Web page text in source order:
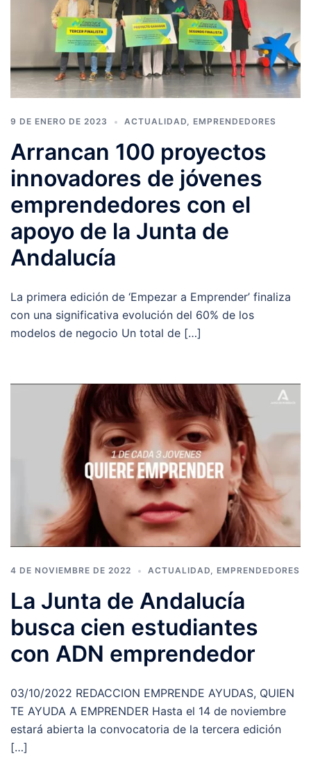
9 DE ENERO DE 2023 ACTUALIDAD EMPRENDEDORES
Arrancan 100 proyectos
innovadores de jóvenes
emprendedores con el
apoyo de la Junta de
Andalucía
La primera edición de ‘Empezar a Emprender’ finaliza
con una significativa evolución del 60% de los
modelos de negocio Un total de […]
4 DE NOVIEMBRE DE 2022 ACTUALIDAD EMPRENDEDORES
La Junta de Andalucía
busca cien estudiantes
con ADN emprendedor
03/10/2022 REDACCION EMPRENDE AYUDAS, QUIEN
TE AYUDA A EMPRENDER Hasta el 14 de noviembre
estará abierta la convocatoria de la tercera edición
[…]